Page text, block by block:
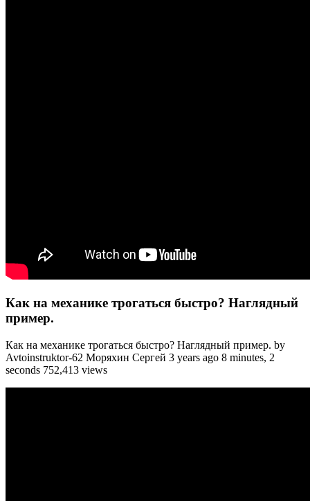
Как на механике трогаться быстро? Наглядный
пример.
Как на механике трогаться быстро? Наглядный пример. by
Avtoinstruktor-62 Моряхин Сергей 3 years ago 8 minutes, 2
seconds 752,413 views